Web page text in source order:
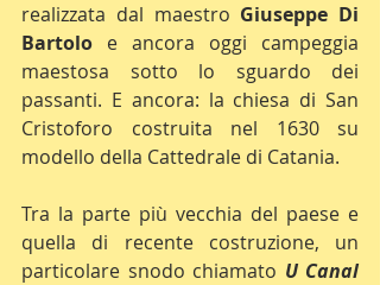
realizzata dal maestro Giuseppe Di
Bartolo e ancora oggi campeggia
maestosa sotto lo sguardo dei
passanti. E ancora: la chiesa di San
Cristoforo costruita nel 1630 su
modello della Cattedrale di Catania.
Tra la parte più vecchia del paese e
quella di recente costruzione, un
particolare snodo chiamato U Canal